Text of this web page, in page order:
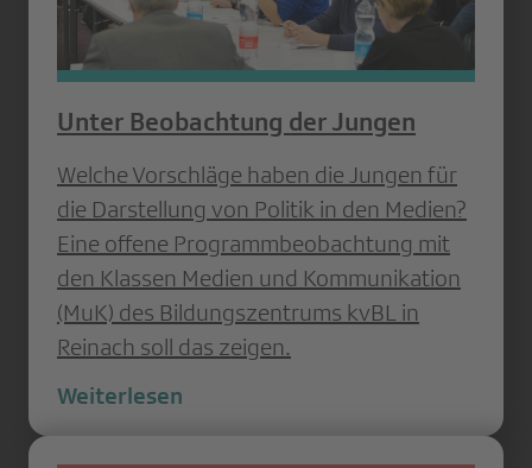
Unter Beobachtung der Jungen
Welche Vorschläge haben die Jungen für
die Darstellung von Politik in den Medien?
Eine offene Programmbeobachtung mit
den Klassen Medien und Kommunikation
(MuK) des Bildungszentrums kvBL in
Reinach soll das zeigen.
Weiterlesen